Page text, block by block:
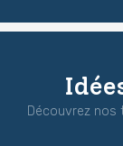
Découvrez